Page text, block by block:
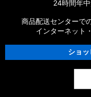
24時間年
商品配送センターで
インターネット
ショッ